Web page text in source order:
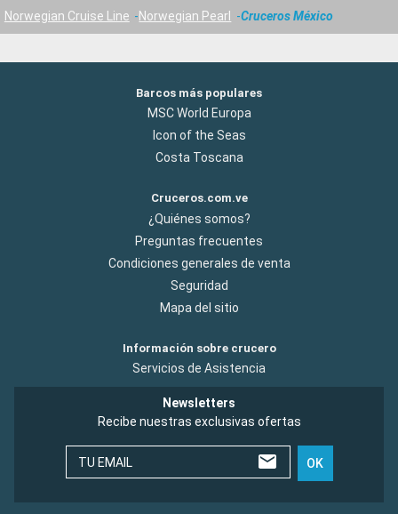
Norwegian Cruise Line
Norwegian Pearl Cruceros México
Barcos más populares
MSC World Europa
Icon of the Seas
Costa Toscana
Cruceros.com.ve
¿Quiénes somos?
Preguntas frecuentes
Condiciones generales de venta
Seguridad
Mapa del sitio
Información sobre crucero
Servicios de Asistencia
Newsletters
Recibe nuestras exclusivas ofertas
TU EMAIL OK